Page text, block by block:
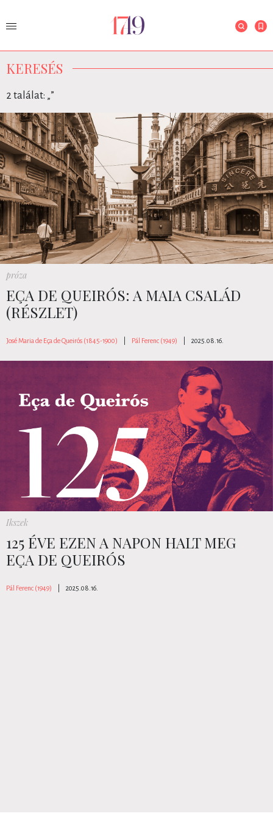
KERESÉS
2 találat: „”
próza
EÇA DE QUEIRÓS: A MAIA CSALÁD
(RÉSZLET)
José Maria de Eça de Queirós (1845-1900) Pál Ferenc (1949) 2025.08.16.
Ikszek
125 ÉVE EZEN A NAPON HALT MEG
EÇA DE QUEIRÓS
Pál Ferenc (1949) 2025.08.16.